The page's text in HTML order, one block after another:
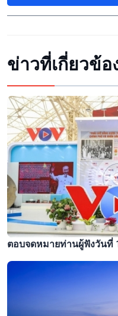
ข่าวที่เกี่ยวข้อ
ตอบจดหมายท่านผู้ฟังวันที่